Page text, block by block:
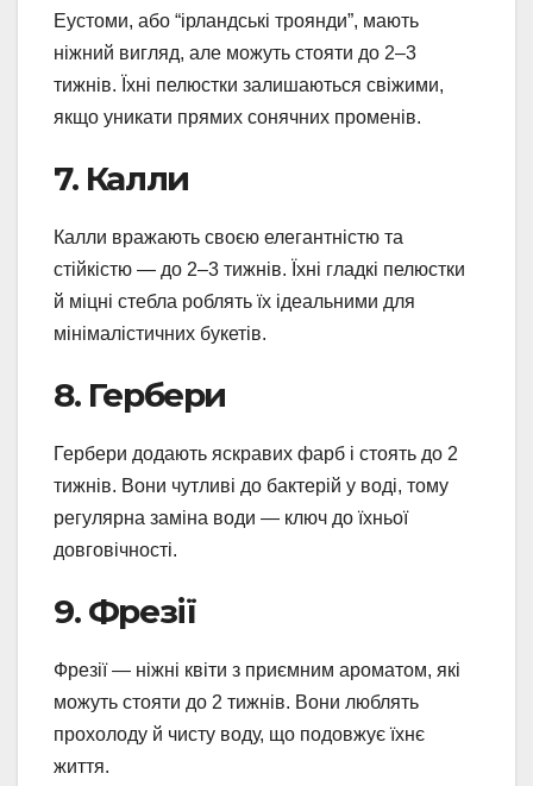
Еустоми, або “ірландські троянди”, мають
ніжний вигляд, але можуть стояти до 2–3
тижнів. Їхні пелюстки залишаються свіжими,
якщо уникати прямих сонячних променів.
7. Калли
Калли вражають своєю елегантністю та
стійкістю — до 2–3 тижнів. Їхні гладкі пелюстки
й міцні стебла роблять їх ідеальними для
мінімалістичних букетів.
8. Гербери
Гербери додають яскравих фарб і стоять до 2
тижнів. Вони чутливі до бактерій у воді, тому
регулярна заміна води — ключ до їхньої
довговічності.
9. Фрезії
Фрезії — ніжні квіти з приємним ароматом, які
можуть стояти до 2 тижнів. Вони люблять
прохолоду й чисту воду, що подовжує їхнє
життя.